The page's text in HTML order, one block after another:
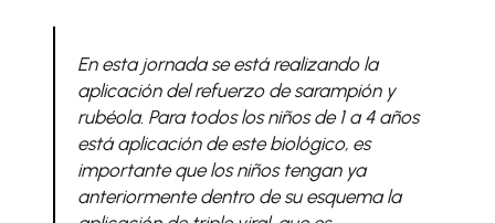
En esta jornada se está realizando la
aplicación del refuerzo de sarampión y
rubéola. Para todos los niños de 1 a 4 años
está aplicación de este biológico, es
importante que los niños tengan ya
anteriormente dentro de su esquema la